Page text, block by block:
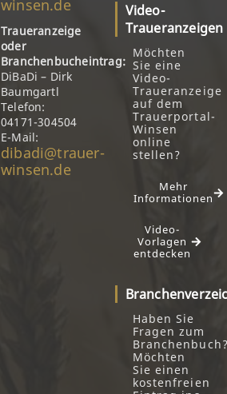
winsen.de
Traueranzeige
oder
Branchenbucheintrag:
DiBaDi – Dirk
Baumgartl
Telefon:
04171-304504
E-Mail:
dibadi@trauer-
winsen.de
Video-
Traueranzeigen
Möchten
Sie eine
Video-
Traueranzeige
auf dem
Trauerportal-
Winsen
online
stellen?
Mehr
Informationen
Video-
Vorlagen
entdecken
Haben Sie
Fragen zum
Möchten
Sie einen
kostenfreien